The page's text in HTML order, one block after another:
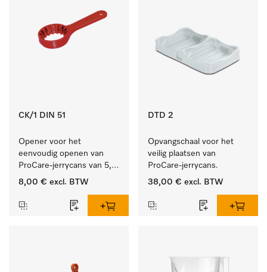
CK/1 DIN 51
Opener voor het
eenvoudig openen van
ProCare-jerrycans van 5,
10 en 20 l.
8,00 € excl. BTW
DTD 2
Opvangschaal voor het
veilig plaatsen van
ProCare-jerrycans.
38,00 € excl. BTW